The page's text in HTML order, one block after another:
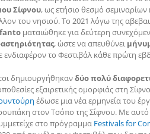
Σίφνου, ως ετήσιο θεσμό
του νησιού. Το 2021 λόγω της
ματαιώθηκε για δεύτερη
, ώστε να απευθύνει
το Φεστιβάλ κάθε πρώτη
δημιουργήθηκανδύο πολύ
εξαιρετικής ομορφιάς στη
έδωσε μια νέα ερμηνεία του
στον Τσόπο της Σίφνου. Με
στο πρόγραμμα Festivals for